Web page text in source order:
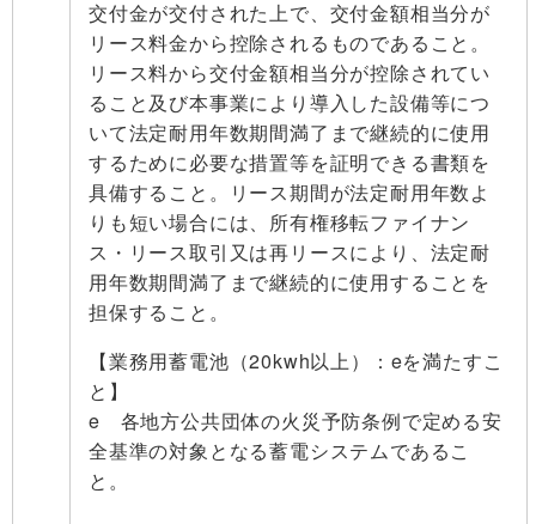
交付金が交付された上で、交付金額相当分が
リース料金から控除されるものであること。
リース料から交付金額相当分が控除されてい
ること及び本事業により導入した設備等につ
いて法定耐用年数期間満了まで継続的に使用
するために必要な措置等を証明できる書類を
具備すること。リース期間が法定耐用年数よ
りも短い場合には、所有権移転ファイナン
ス・リース取引又は再リースにより、法定耐
用年数期間満了まで継続的に使用することを
担保すること。
【業務用蓄電池（20kwh以上）：eを満たすこ
と】
e 各地方公共団体の火災予防条例で定める安
全基準の対象となる蓄電システムであるこ
と。